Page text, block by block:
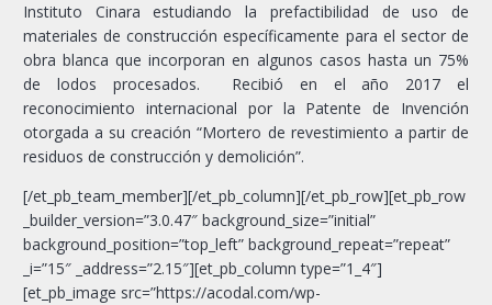
Instituto Cinara estudiando la prefactibilidad de uso de
materiales de construcción específicamente para el sector de
obra blanca que incorporan en algunos casos hasta un 75%
de lodos procesados. Recibió en el año 2017 el
reconocimiento internacional por la Patente de Invención
otorgada a su creación “Mortero de revestimiento a partir de
residuos de construcción y demolición”.
[/et_pb_team_member][/et_pb_column][/et_pb_row][et_pb_row
_builder_version=”3.0.47″ background_size=”initial”
background_position=”top_left” background_repeat=”repeat”
_i=”15″ _address=”2.15″][et_pb_column type=”1_4″]
[et_pb_image src=”https://acodal.com/wp-